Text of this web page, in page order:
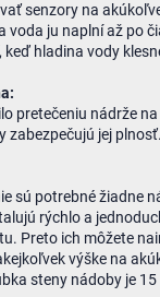
senzory na
voda ju naplní až po
hladina vody
pretečeniu nádrže na
zabezpečujú jej plnosť.
sú potrebné žiadne
rýchlo a
Preto ich môžete
výške na
steny nádoby je 15